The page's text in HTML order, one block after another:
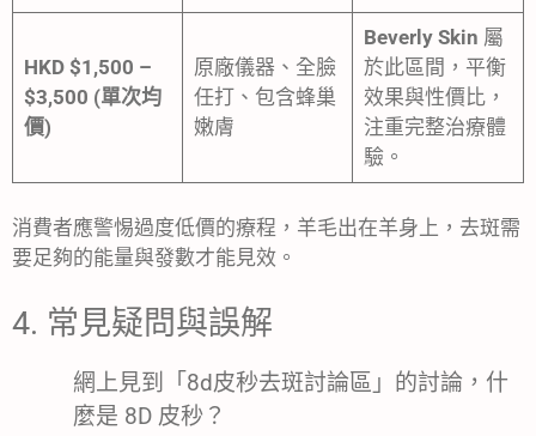
HKD $1,500 –
$3,500 (單次均
價)
原廠儀器、全臉
任打、包含蜂巢
嫩膚
Beverly Skin 屬
於此區間，平衡
效果與性價比，
注重完整治療體
驗。
消費者應警惕過度低價的療程，羊毛出在羊身上，去斑需
要足夠的能量與發數才能見效。
4. 常見疑問與誤解
網上見到「8d皮秒去斑討論區」的討論，什
麼是 8D 皮秒？